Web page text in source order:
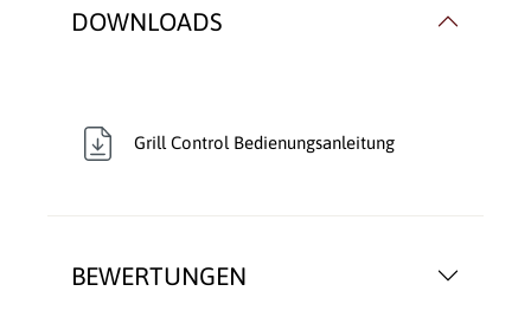
BEWERTUNGEN
DOWNLOADS
Grill Control Bedienungsanleitung